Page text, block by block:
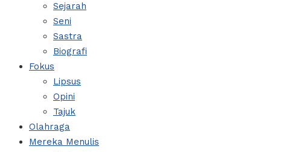
Sejarah
Seni
Sastra
Biografi
Fokus
Lipsus
Opini
Tajuk
Olahraga
Mereka Menulis